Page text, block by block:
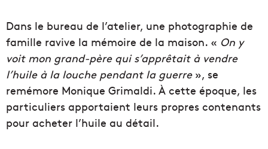
Dans le bureau de l’atelier, une photographie de
famille ravive la mémoire de la maison. « On y
voit mon grand-père qui s’apprêtait à vendre
l’huile à la louche pendant la guerre», se
remémore Monique Grimaldi. À cette époque, les
particuliers apportaient leurs propres contenants
pour acheter l’huile au détail.